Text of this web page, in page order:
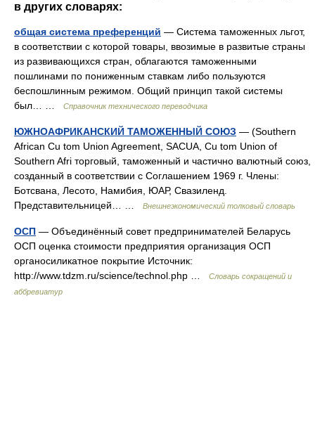
в других словарях:
общая система преференций — Система таможенных льгот,
в соответствии с которой товары, ввозимые в развитые страны
из развивающихся стран, облагаются таможенными
пошлинами по пониженным ставкам либо пользуются
беспошлинным режимом. Общий принцип такой системы
был… …
Справочник технического переводчика
ЮЖНОАФРИКАНСКИЙ ТАМОЖЕННЫЙ СОЮЗ — (Southern
African Cu tom Union Agreement, SACUA, Cu tom Union of
Southern Afri торговый, таможенный и частично валютный союз,
созданный в соответствии с Соглашением 1969 г. Члены:
Ботсвана, Лесото, Намибия, ЮАР, Свазиленд.
Представительницей… …
Внешнеэкономический толковый словарь
ОСП — Объединённый совет предпринимателей Беларусь
ОСП оценка стоимости предприятия организация ОСП
органосиликатное покрытие Источник:
http://www.tdzm.ru/science/technol.php …
Словарь сокращений и
аббревиатур